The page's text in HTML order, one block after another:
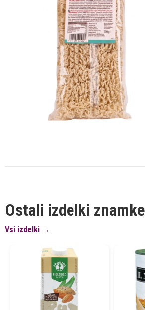
Ostali izdelki znamke
Vsi izdelki →